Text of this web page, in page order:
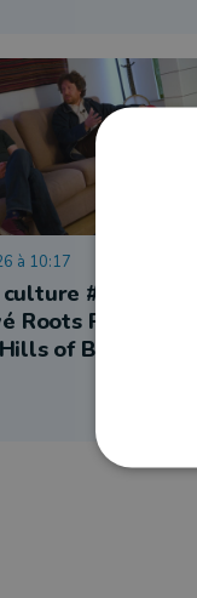
à 10:17
#181 :
Roots Festival -
of Belgium